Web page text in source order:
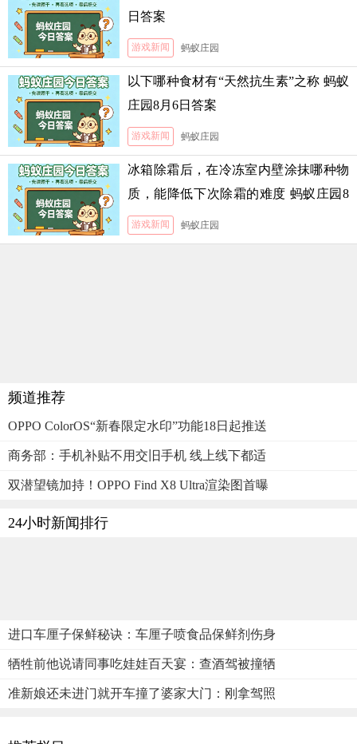
日答案
游戏新闻 蚂蚁庄园
以下哪种食材有“天然抗生素”之称 蚂蚁
庄园8月6日答案
游戏新闻 蚂蚁庄园
冰箱除霜后，在冷冻室内壁涂抹哪种物
质，能降低下次除霜的难度 蚂蚁庄园8
月5日答案
游戏新闻 蚂蚁庄园
频道推荐
OPPO ColorOS“新春限定水印”功能18日起推送
商务部：手机补贴不用交旧手机 线上线下都适
双潜望镜加持！OPPO Find X8 Ultra渲染图首曝
24小时新闻排行
进口车厘子保鲜秘诀：车厘子喷食品保鲜剂伤身
牺牲前他说请同事吃娃娃百天宴：查酒驾被撞牺
准新娘还未进门就开车撞了婆家大门：刚拿驾照